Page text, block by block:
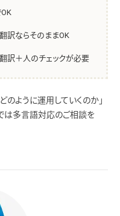
訳ならそのままOK
訳＋人のチェックが必要
のように運用していくのか」
は多言語対応のご相談を